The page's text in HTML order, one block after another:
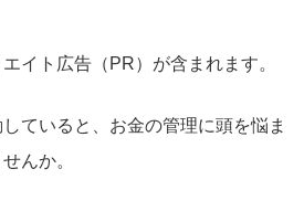
イト広告（PR）が含まれます。
ていると、お金の管理に頭を悩ま
んか。